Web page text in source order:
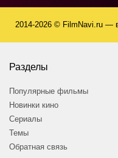
2014-2026 © FilmNavi.ru —
Разделы
Популярные фильмы
Новинки кино
Сериалы
Темы
Обратная связь